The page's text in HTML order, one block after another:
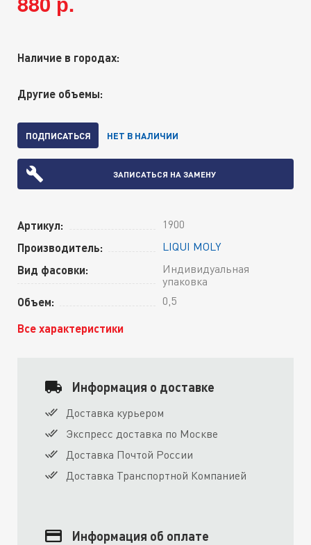
Наличие в городах:
Другие объемы:
ПОДПИСАТЬСЯ НЕТ В НАЛИЧИИ
ЗАПИСАТЬСЯ НА ЗАМЕНУ
Артикул: 1900
Производитель: LIQUI MOLY
Вид фасовки:
Индивидуальная
упаковка
Объем: 0,5
Все характеристики
Информация о доставке
Доставка курьером
Экспресс доставка по Москве
Доставка Почтой России
Доставка Транспортной Компанией
Информация об оплате